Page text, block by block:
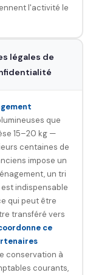
l'activité le
légales de
que
15–20 kg —
centaines de
impose un
un tri
indispensable
qui peut être
transféré vers
ce
conservation à
courants,